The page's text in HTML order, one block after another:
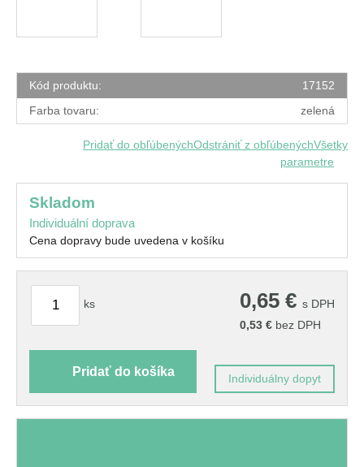
Kód produktu:
17152
Farba tovaru:
zelená
Pridať do obľúbenýchOdstrániť z obľúbenýchVšetky
parametre
skladom
Individuální doprava
Cena dopravy bude uvedena v košíku
ks 0,65 € s DPH
0,53 € bez DPH
Pridať do košíka
Individuálny dopyt